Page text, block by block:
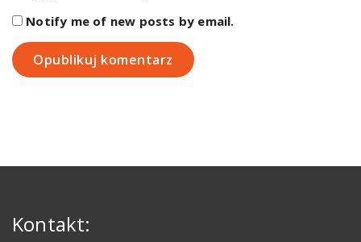
Notify me of new posts by email.
Kontakt: